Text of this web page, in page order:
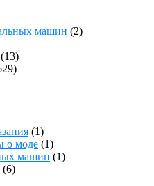
машин (2)
(13)
(1)
о моде (1)
машин (1)
(6)